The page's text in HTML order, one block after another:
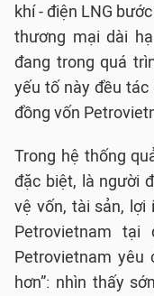
khí - điện LNG
thương mại dài
đang trong quá
yếu tố này đều
đồng vốn
Trong hệ thống
đặc biệt, là người
vệ vốn, tài sản, lợi
Petrovietnam tại
Petrovietnam yêu
hơn”: nhìn thấy